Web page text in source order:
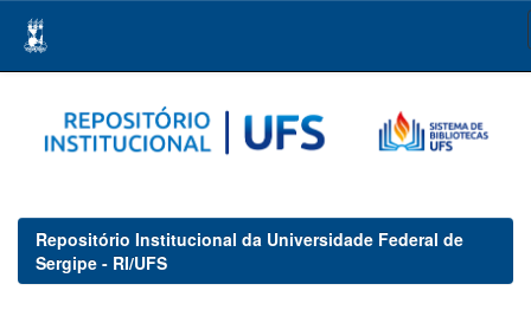
navigation
Repositório Institucional da Universidade Federal de
Sergipe - RI/UFS